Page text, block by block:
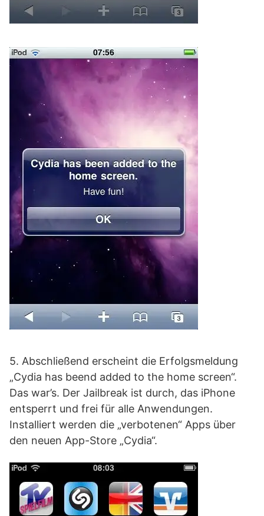
5. Abschließend erscheint die Erfolgsmeldung
„Cydia has beend added to the home screen“.
Das war’s. Der Jailbreak ist durch, das iPhone
entsperrt und frei für alle Anwendungen.
Installiert werden die „verbotenen“ Apps über
den neuen App-Store „Cydia“.